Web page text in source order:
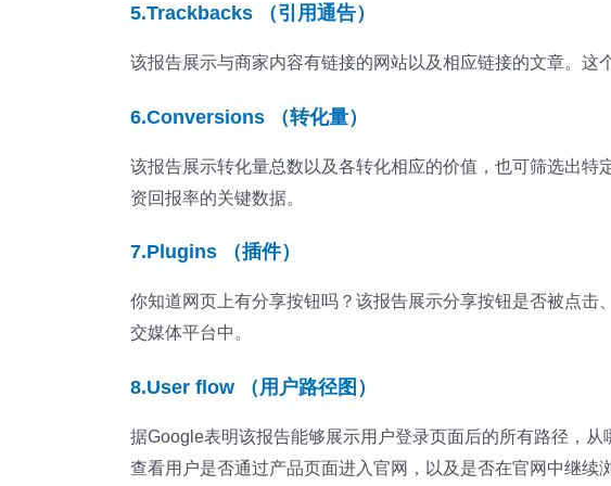
5.Trackbacks （引用通告）
该报告展示与商家内容有链接的网站以及相应链接的文章。这
6.Conversions （转化量）
该报告展示转化量总数以及各转化相应的价值，也可筛选出
资回报率的关键数据。
7.Plugins （插件）
你知道网页上有分享按钮吗？该报告展示分享按钮是否被点
交媒体平台中。
8.User flow （用户路径图）
据Google表明该报告能够展示用户登录页面后的所有路径，
查看用户是否通过产品页面进入官网，以及是否在官网中继续